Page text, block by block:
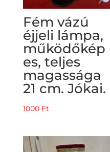
Fém vázú
éjjeli lámpa,
működőkép
es, teljes
magassága
21 cm. Jókai.
1000 Ft